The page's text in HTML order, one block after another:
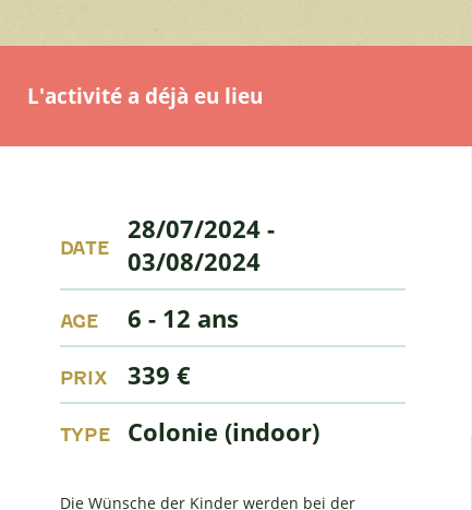
L'activité a déjà eu lieu
DATE
28/07/2024 -
03/08/2024
AGE 6 - 12 ans
PRIX 339 €
TYPE Colonie (indoor)
Die Wünsche der Kinder werden bei der